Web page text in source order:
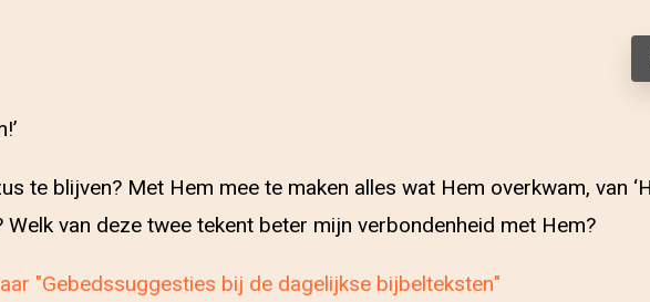
te blijven? Met Hem mee te maken alles wat Hem overkwam, van
van deze twee tekent beter mijn verbondenheid met Hem?
"Gebedssuggesties bij de dagelijkse bijbelteksten"